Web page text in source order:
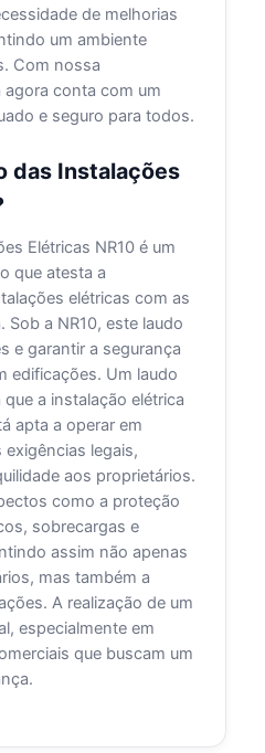
de melhorias
um ambiente
Com nossa
conta com um
e seguro para todos.
das Instalações
Elétricas NR10 é um
que atesta a
elétricas com as
Sob a NR10, este laudo
e garantir a segurança
edificações. Um laudo
a instalação elétrica
apta a operar em
legais,
aos proprietários.
como a proteção
sobrecargas e
assim não apenas
mas também a
A realização de um
especialmente em
que buscam um